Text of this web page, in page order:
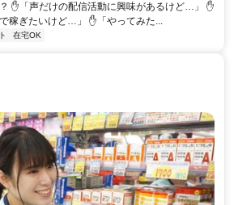
✋「声だけの配信活動に興味があるけど…」 ✋
稼ぎたいけど…」 ✋「やってみた...
在宅OK